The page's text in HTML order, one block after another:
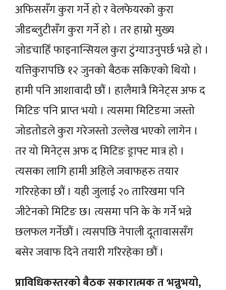
अफिससँग कुरा गर्ने हो र वेलफेयरको कुरा
जीडब्लुटीसँग कुरा गर्ने हो । तर हाम्रो मुख्य
जोडचाहिँ फाइनान्सियल कुरा टुंग्याउनुपर्छ भन्ने हो ।
यत्तिकुरापछि १२ जुनको बैठक सकिएको थियो ।
हामी पनि आशावादी छौं । हालैमात्रै मिनेट्स अफ द
मिटिङ पनि प्राप्त भयो । त्यसमा मिटिङमा जस्तो
जोडतोडले कुरा गरेजस्तो उल्लेख भएको लागेन ।
तर यो मिनेट्स अफ द मिटिङ ड्राफ्ट मात्र हो ।
त्यसका लागि हामी अहिले जवाफहरु तयार
गरिरहेका छौं । यही जुलाई २० तारिखमा पनि
जीटेनको मिटिङ छ। त्यसमा पनि के के गर्ने भन्ने
छलफल गर्नेछौं । त्यसपछि नेपाली दूतावाससँग
बसेर जवाफ दिने तयारी गरिरहेका छौं ।
प्राविधिकस्तरको बैठक सकारात्मक त भन्नुभयो,